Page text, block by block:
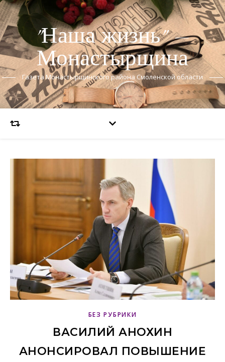
"Наша жизнь" —
Монастырщина
Газета Монастырщинского района Смоленской области
БЕЗ РУБРИКИ
ВАСИЛИЙ АНОХИН
АНОНСИРОВАЛ ПОВЫШЕНИЕ